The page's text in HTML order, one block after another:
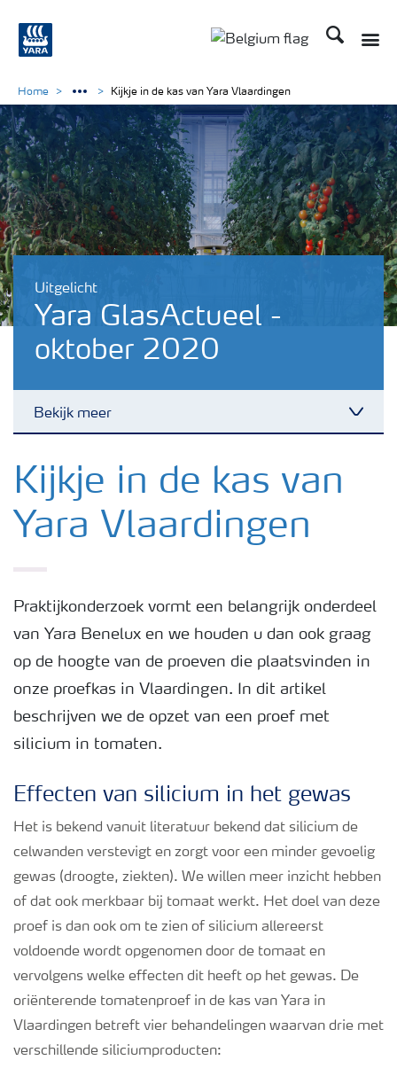
Zoek op
Uitgelicht
Yara GlasActueel -
oktober 2020
Bekijk meer
Nieuwsbrieven
Gewassen
Toolbox
Grow the future
Meststoffen veiligheid
Home Kijkje in de kas van Yara Vlaardingen
Kijkje in de kas van
Yara Vlaardingen
Praktijkonderzoek vormt een belangrijk onderdeel
van Yara Benelux en we houden u dan ook graag
op de hoogte van de proeven die plaatsvinden in
onze proefkas in Vlaardingen. In dit artikel
beschrijven we de opzet van een proef met
silicium in tomaten.
Effecten van silicium in het gewas
Het is bekend vanuit literatuur bekend dat silicium de
celwanden verstevigt en zorgt voor een minder gevoelig
gewas (droogte, ziekten). We willen meer inzicht hebben
of dat ook merkbaar bij tomaat werkt. Het doel van deze
proef is dan ook om te zien of silicium allereerst
voldoende wordt opgenomen door de tomaat en
vervolgens welke effecten dit heeft op het gewas. De
oriënterende tomatenproef in de kas van Yara in
Vlaardingen betreft vier behandelingen waarvan drie met
verschillende siliciumproducten: